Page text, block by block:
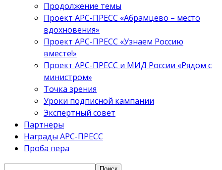
Продолжение темы
Проект АРС-ПРЕСС «Абрамцево – место
вдохновения»
Проект АРС-ПРЕСС «Узнаем Россию
вместе!»
Проект АРС-ПРЕСС и МИД России «Рядом с
министром»
Точка зрения
Уроки подписной кампании
Экспертный совет
Партнеры
Награды АРС-ПРЕСС
Проба пера